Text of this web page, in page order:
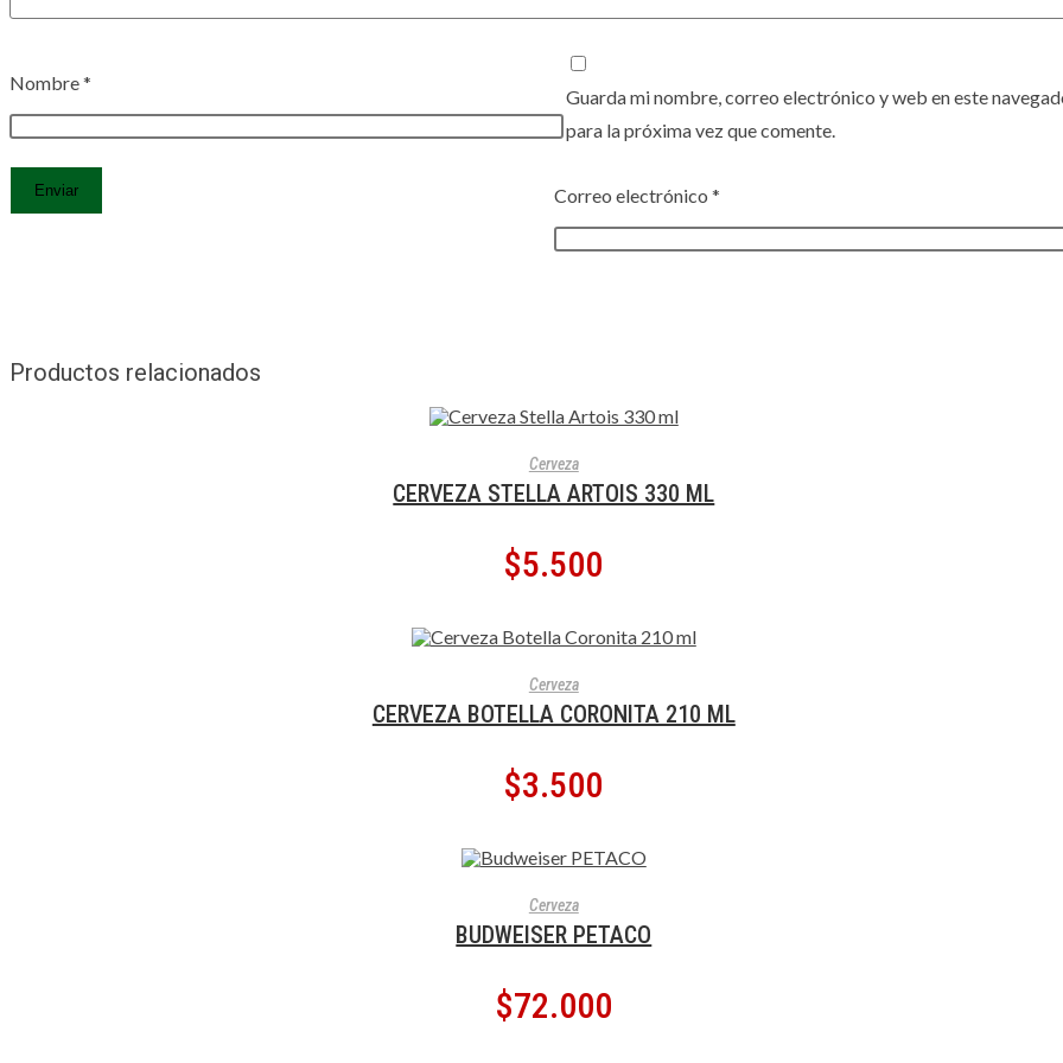
Nombre*
Correo electrónico *
Guarda mi nombre, correo electrónico y web en este
para la próxima vez que comente.
Productos relacionados
Cerveza
CERVEZA STELLA ARTOIS 330 ML
$5.500
Cerveza
CERVEZA BOTELLA CORONITA 210 ML
$3.500
Cerveza
BUDWEISER PETACO
$72.000